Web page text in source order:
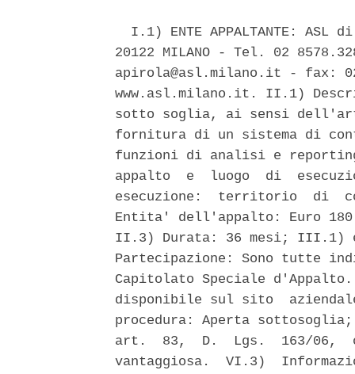
I.1) ENTE APPALTANTE: ASL
20122 MILANO - Tel. 02
apirola@asl.milano.it - fax:
www.asl.milano.it. II.1)
sotto soglia, ai sensi
fornitura di un sistema di
funzioni di analisi e
appalto  e  luogo  di
esecuzione:  territorio  di
Entita' dell'appalto: Euro
II.3) Durata: 36 mesi; III.1)
Partecipazione: Sono tutte
Capitolato Speciale
disponibile sul sito
procedura: Aperta
art.  83,  D.  Lgs.  163/06,
vantaggiosa.  VI.3)